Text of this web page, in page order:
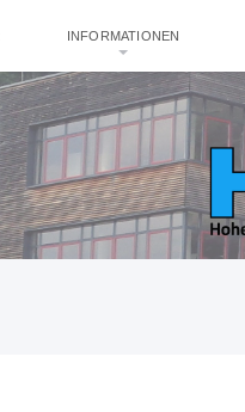
INFORMATIONEN